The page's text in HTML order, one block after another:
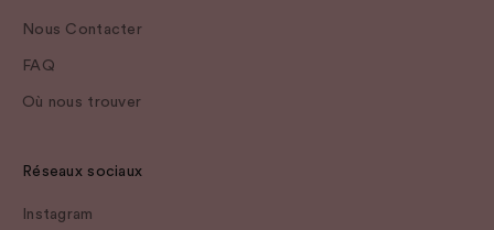
Nous Contacter
FAQ
Où nous trouver
Réseaux sociaux
Instagram